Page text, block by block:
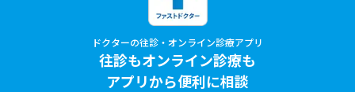
ドクターの往診・オンライン診療アプリ
往診もオンライン診療も
アプリから便利に相談